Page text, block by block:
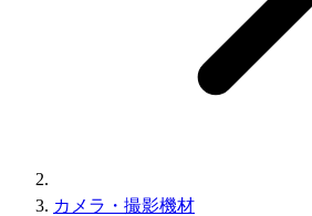
カメラ・撮影機材